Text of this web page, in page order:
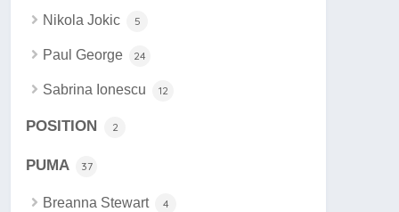
Nikola Jokic 5
Paul George 24
Sabrina Ionescu 12
POSITION 2
PUMA 37
Breanna Stewart 4